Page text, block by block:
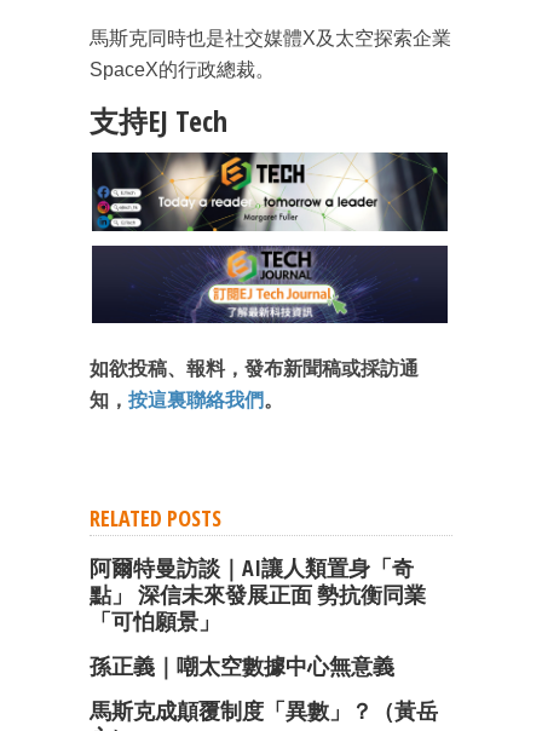
馬斯克同時也是社交媒體X及太空探索企業
SpaceX的行政總裁。
支持EJ Tech
如欲投稿、報料，發布新聞稿或採訪通
知， 按這裏聯絡我們。
RELATED POSTS
阿爾特曼訪談｜AI讓人類置身「奇
點」 深信未來發展正面 勢抗衡同業
「可怕願景」
孫正義｜嘲太空數據中心無意義
馬斯克成顛覆制度「異數」？（黃岳
成為 EJ Tech 會員